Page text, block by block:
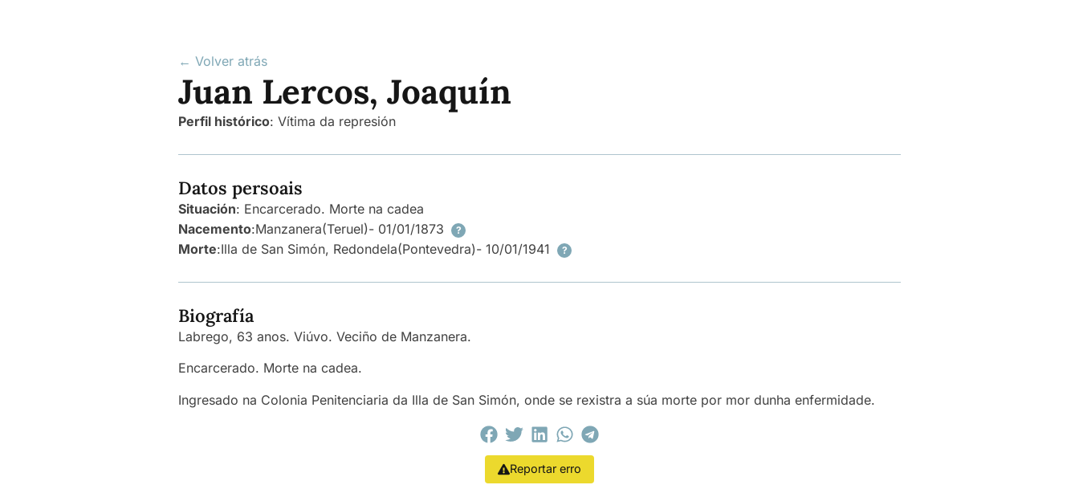
← Volver atrás
Juan Lercos, Joaquín
Perfil histórico: Vítima da represión
Datos persoais
Situación: Encarcerado. Morte na cadea
Nacemento:Manzanera(Teruel)- 01/01/1873 ?
Morte:Illa de San Simón, Redondela(Pontevedra)- 10/01/1941 ?
Biografía
Labrego, 63 anos. Viúvo. Veciño de Manzanera.
Encarcerado. Morte na cadea.
Ingresado na Colonia Penitenciaria da Illa de San Simón, onde se rexistra a súa morte por mor dunha enfermidade.
Reportar erro